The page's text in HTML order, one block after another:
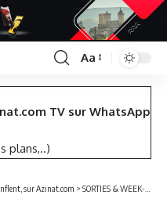
Font
Resizer
Aa
TV sur WhatsApp
plans,..)
sur Azinat.com > SORTIES & WEEK-END